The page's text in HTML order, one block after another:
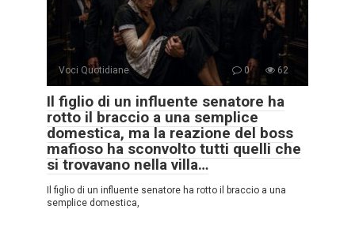
Voci Quotidiane 0 62
Il figlio di un influente senatore ha
rotto il braccio a una semplice
domestica, ma la reazione del boss
mafioso ha sconvolto tutti quelli che
si trovavano nella villa…
Il figlio di un influente senatore ha rotto il braccio a una
semplice domestica,